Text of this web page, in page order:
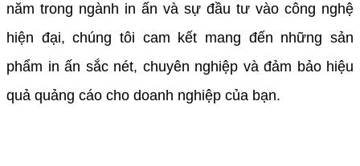
năm trong ngành in ấn và sự đầu tư vào công nghệ
hiện đại, chúng tôi cam kết mang đến những sản
phẩm in ấn sắc nét, chuyên nghiệp và đảm bảo hiệu
quả quảng cáo cho doanh nghiệp của bạn.